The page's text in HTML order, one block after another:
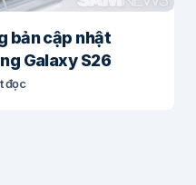
bản cập nhật
Galaxy S26
đọc